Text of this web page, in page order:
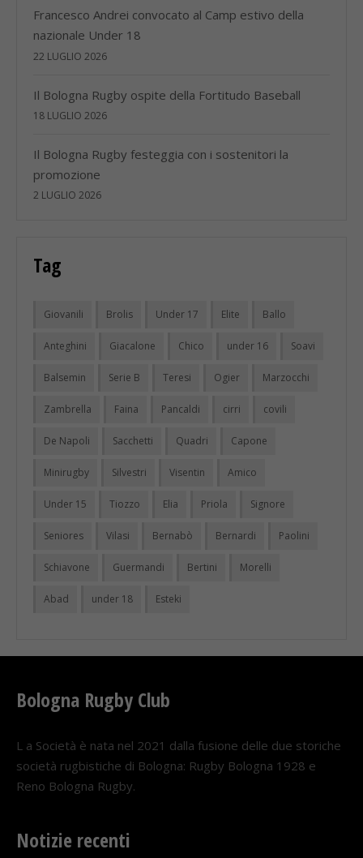
Francesco Andrei convocato al Camp estivo della
nazionale Under 18
22 LUGLIO 2026
Il Bologna Rugby ospite della Fortitudo Baseball
18 LUGLIO 2026
Il Bologna Rugby festeggia con i sostenitori la
promozione
2 LUGLIO 2026
Tag
Giovanili Brolis Under 17 Elite Ballo
Anteghini Giacalone Chico under 16 Soavi
Balsemin Serie B Teresi Ogier Marzocchi
Zambrella Faina Pancaldi cirri covili
De Napoli Sacchetti Quadri Capone
Minirugby Silvestri Visentin Amico
Under 15 Tiozzo Elia Priola Signore
Seniores Vilasi Bernabò Bernardi Paolini
Schiavone Guermandi Bertini Morelli
Abad under 18 Esteki
Bologna Rugby Club
L a Società è nata nel 2021 dalla fusione delle due storiche
società rugbistiche di Bologna: Rugby Bologna 1928 e
Reno Bologna Rugby.
Notizie recenti